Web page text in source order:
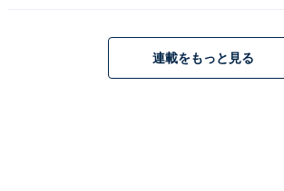
連載をもっと見る